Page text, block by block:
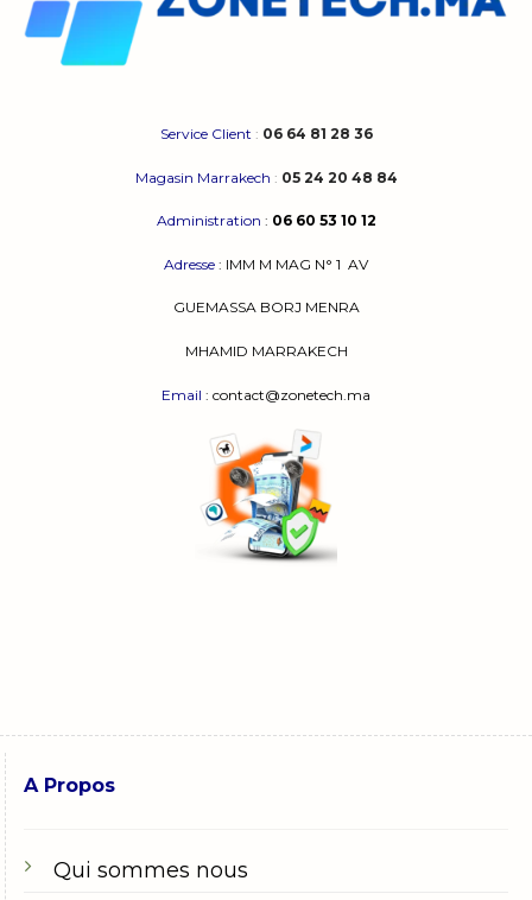
Service Client : 06 64 81 28 36
Magasin Marrakech : 05 24 20 48 84
Administration : 06 60 53 10 12
Adresse : IMM M MAG N° 1 AV
GUEMASSA BORJ MENRA
MHAMID MARRAKECH
Email : contact@zonetech.ma
A Propos
Qui sommes nous